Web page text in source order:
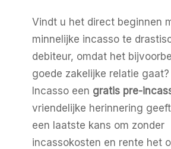
Vindt u het direct beginnen
minnelijke incasso te
debiteur, omdat het
goede zakelijke relatie
Incasso een gratis pre-
vriendelijke herinnering
een laatste kans om zonder
incassokosten en rente het